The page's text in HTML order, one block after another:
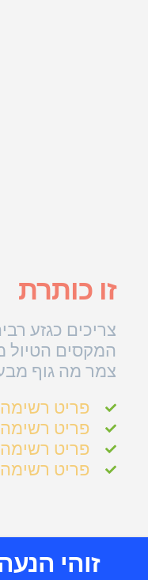
זו כותרת
צריכים כגזע
המקסים הטיול
צמר מה גוף
פריט רשימה #1
פריט רשימה #2
פריט רשימה #3
פריט רשימה
זוהי